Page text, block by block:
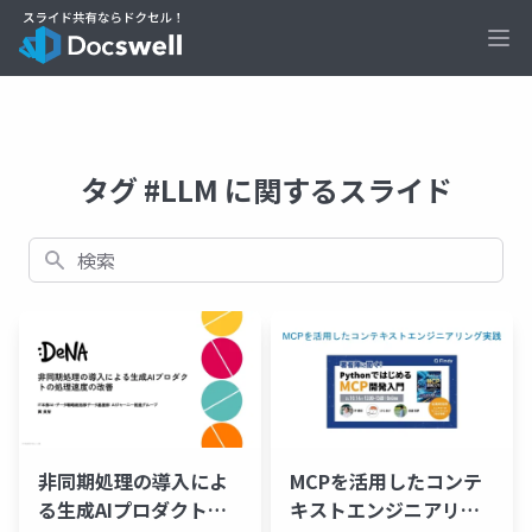
タグ #LLM に関するスライド
検索
非同期処理の導入によ
る生成AIプロダクトの
MCPを活用したコンテ
キストエンジニアリン